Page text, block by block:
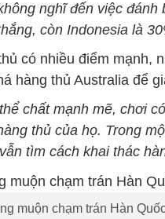
nghĩ đến việc đánh
còn Indonesia là
có nhiều điểm mạnh,
hàng thủ Australia để
chất mạnh mẽ, chơi
thủ của họ. Trong
tìm cách khai thác
muộn chạm trán Hàn